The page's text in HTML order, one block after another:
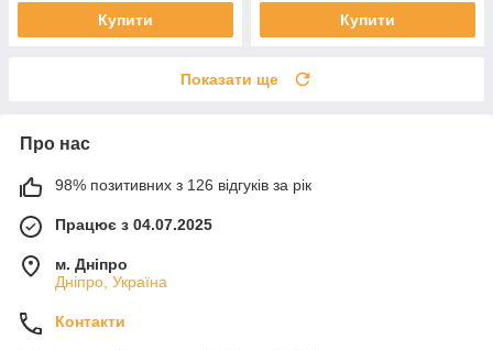
Купити Купити
Показати ще
Про нас
98% позитивних з 126 відгуків за рік
Працює з 04.07.2025
м. Дніпро
Дніпро, Україна
Контакти